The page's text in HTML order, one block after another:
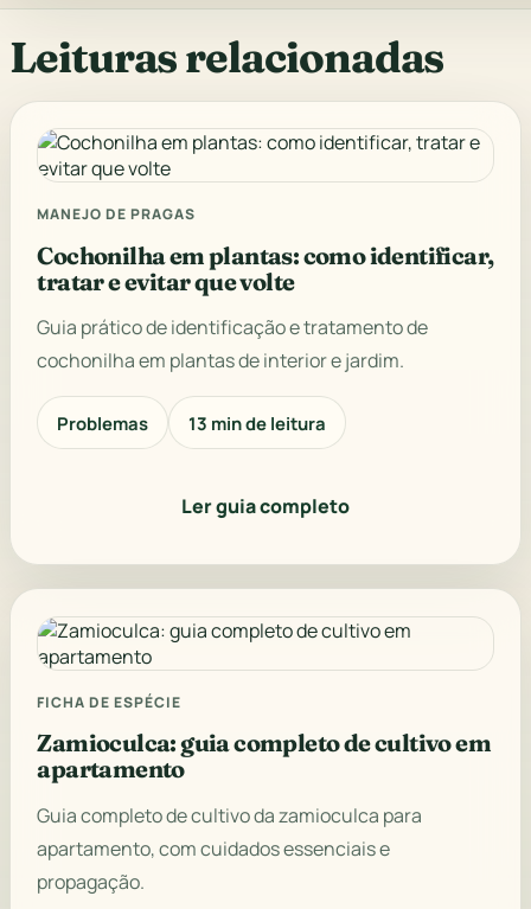
Leituras relacionadas
MANEJO DE PRAGAS
Cochonilha em plantas: como identificar,
tratar e evitar que volte
Guia prático de identificação e tratamento de
cochonilha em plantas de interior e jardim.
Problemas 13 min de leitura
Ler guia completo
FICHA DE ESPÉCIE
Zamioculca: guia completo de cultivo em
apartamento
Guia completo de cultivo da zamioculca para
apartamento, com cuidados essenciais e
propagação.